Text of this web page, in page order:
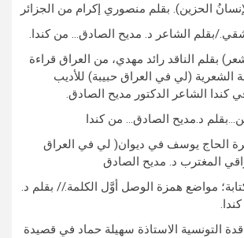
الحزين). بقلم منصوري إكرام من الجزائر
بقلم الشاعر د. مديح الصادق… من كندا.
بقلم الناقد رائد مهدي، من العراق قراءة
الشعرية (لي في العراق حبيبة) للأديب
كندا الشاعر الدكتور مديح الصادق.
د.مديح الصادق… من كندا
الحاج يوسف في ديوان( لي في العراق
المغترب د. مديح الصادق
مواضع همزة الوصل أوَّل الكلمة.// بقلم د.
التونسية الاستاذة سهيلة حماد في قصيدة